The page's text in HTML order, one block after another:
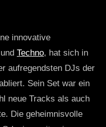
innovative
und Techno, hat sich in
aufregendsten DJs der
Sein Set war ein
neue Tracks als auch
Die geheimnisvolle